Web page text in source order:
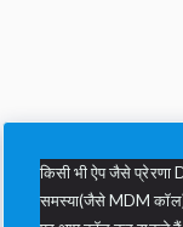
किसी भी ऐप जैसे प्रेरणा
समस्या(जैसे MDM कॉल)